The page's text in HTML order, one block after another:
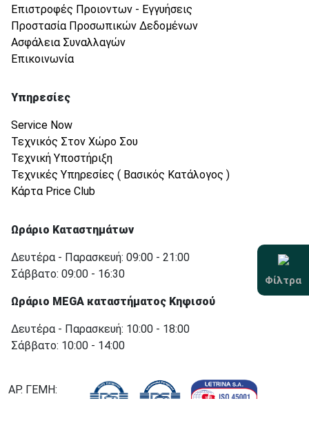
Φίλτρα
Επιστροφές Προιοντων - Εγγυήσεις
Προστασία Προσωπικών Δεδομένων
Ασφάλεια Συναλλαγών
Επικοινωνία
Υπηρεσίες
Service Now
Τεχνικός Στον Χώρο Σου
Τεχνική Υποστήριξη
Τεχνικές Υπηρεσίες ( Βασικός Κατάλογος )
Κάρτα Price Club
Ωράριο Καταστημάτων
Δευτέρα - Παρασκευή: 09:00 - 21:00
Σάββατο: 09:00 - 16:30
Ωράριο MEGA καταστήματος Κηφισού
Δευτέρα - Παρασκευή: 10:00 - 18:00
Σάββατο: 10:00 - 14:00
ΑΡ. ΓΕΜΗ: